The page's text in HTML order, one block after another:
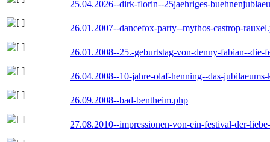
25.04.2026--dirk-florin--25jaehriges-
26.01.2007--dancefox-party--mythos-castrop-
26.01.2008--25.-geburtstag-von-denny-fabian--die-
26.04.2008--10-jahre-olaf-henning--das-
26.09.2008--bad-bentheim.php
27.08.2010--impressionen-von-ein-festival-der-